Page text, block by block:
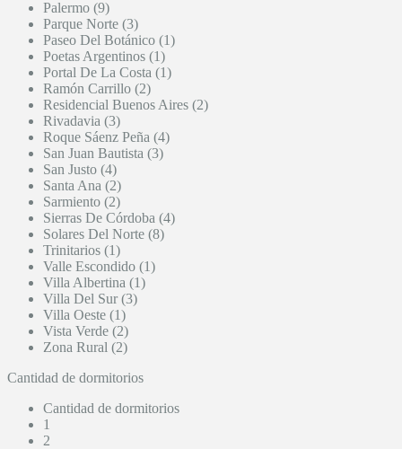
Palermo (9)
Parque Norte (3)
Paseo Del Botánico (1)
Poetas Argentinos (1)
Portal De La Costa (1)
Ramón Carrillo (2)
Residencial Buenos Aires (2)
Rivadavia (3)
Roque Sáenz Peña (4)
San Juan Bautista (3)
San Justo (4)
Santa Ana (2)
Sarmiento (2)
Sierras De Córdoba (4)
Solares Del Norte (8)
Trinitarios (1)
Valle Escondido (1)
Villa Albertina (1)
Villa Del Sur (3)
Villa Oeste (1)
Vista Verde (2)
Zona Rural (2)
Cantidad de dormitorios
Cantidad de dormitorios
1
2